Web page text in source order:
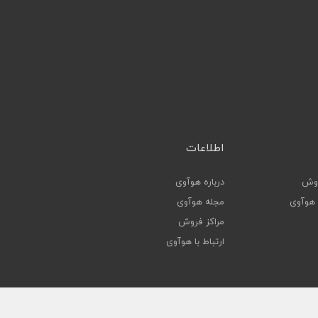
هوآوی
اطلاعات
درباره هوآوی
مجله هوآوی
مراکز فروش
ارتباط با هوآوی